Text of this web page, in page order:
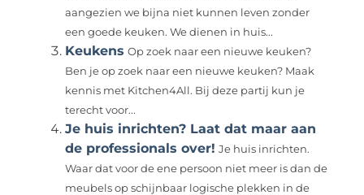
aangezien we bijna niet kunnen leven zonder
een goede keuken. We dienen in huis...
Keukens Op zoek naar een nieuwe keuken?
Ben je op zoek naar een nieuwe keuken? Maak
kennis met Kitchen4All. Bij deze partij kun je
terecht voor...
Je huis inrichten? Laat dat maar aan
de professionals over! Je huis inrichten.
Waar dat voor de ene persoon niet meer is dan de
meubels op schijnbaar logische plekken in de